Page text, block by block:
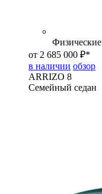
от 2 685 000 ₽*
в наличии обзор
ARRIZO 8
Семейный седан